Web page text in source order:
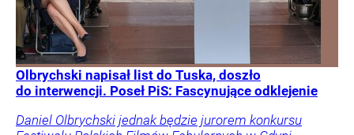
Olbrychski napisał list do Tuska, doszło
do interwencji. Poseł PiS: Fascynujące odklejenie
Daniel Olbrychski jednak będzie jurorem konkursu